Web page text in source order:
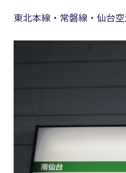
東北本線・常磐線・仙台